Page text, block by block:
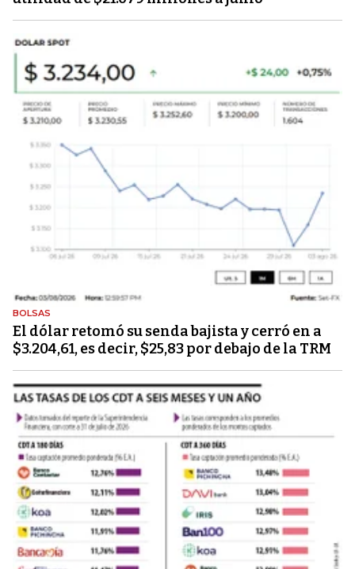
BOLSAS
El dólar retomó su senda bajista y cerró en a
$3.204,61, es decir, $25,83 por debajo de la TRM